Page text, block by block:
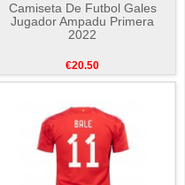
Camiseta De Futbol Gales
Jugador Ampadu Primera
2022
€20.50